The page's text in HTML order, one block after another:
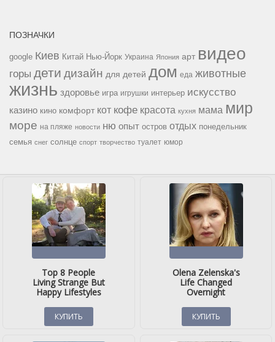
ПОЗНАЧКИ
google Киев Китай Нью-Йорк Украина Япония арт видео
горы дети дизайн для детей дом еда животные
жизнь здоровье игра игрушки интерьер искусство
казино кино комфорт кот кофе красота кухня мама мир
море на пляже новости ню опыт остров отдых понедельник
семья снег солнце спорт творчество туалет юмор